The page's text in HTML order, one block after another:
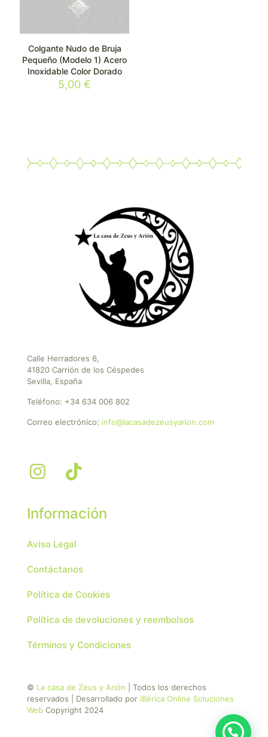
Colgante Nudo de Bruja
Pequeño (Modelo 1) Acero
Inoxidable Color Dorado
5,00€
Calle Herradores 6,
41820 Carrión de los Céspedes
Sevilla, España
Teléfono: +34 634 006 802
Correo electrónico: info@lacasadezeusyarion.com
Información
Aviso Legal
Contáctanos
Política de Cookies
Política de devoluciones y reembolsos
Términos y Condiciones
© La casa de Zeus y Arión | Todos los derechos
reservados | Desarrollado por iBérica Online Soluciones
Web Copyright 2024